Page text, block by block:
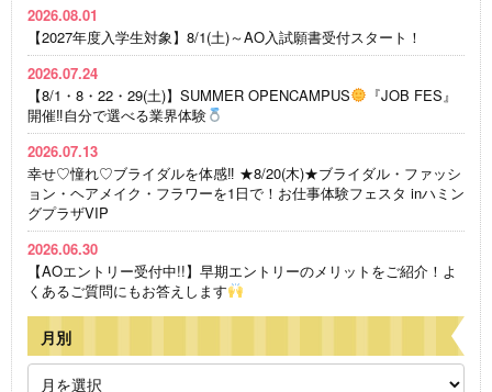
2026.08.01
【2027年度入学生対象】8/1(土)～AO入試願書受付スタート！
2026.07.24
【8/1・8・22・29(土)】SUMMER OPENCAMPUS
『JOB FES』
開催‼自分で選べる業界体験
2026.07.13
幸せ♡憧れ♡ブライダルを体感‼ ★8/20(木)★ブライダル・ファッシ
ョン・ヘアメイク・フラワーを1日で！お仕事体験フェスタ inハミン
グプラザVIP
2026.06.30
【AOエントリー受付中!!】早期エントリーのメリットをご紹介！よ
くあるご質問にもお答えします
月別